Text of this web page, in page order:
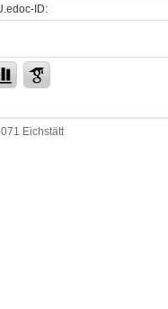
ID:
Eichstätt